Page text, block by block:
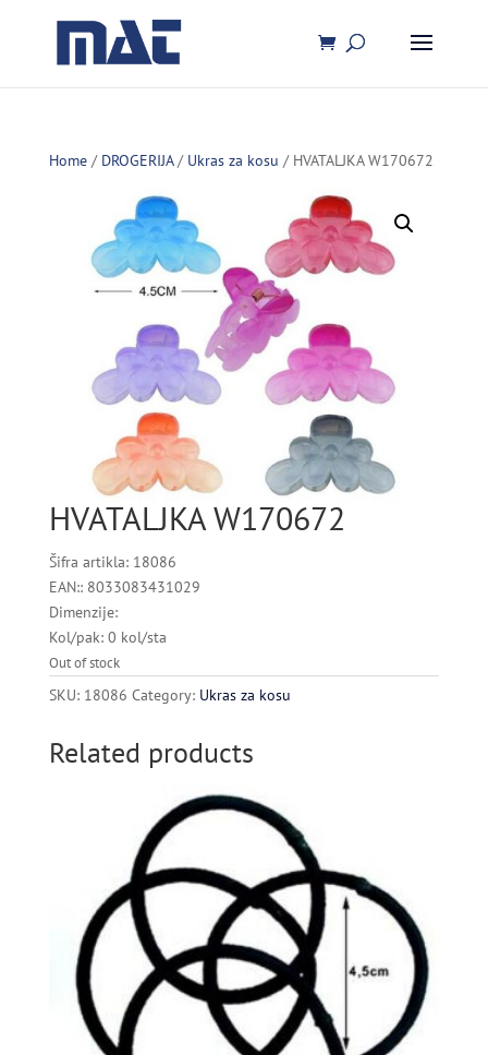
Home/ DROGERIJA/ Ukras za kosu / HVATALJKA W170672
HVATALJKA W170672
Šifra artikla: 18086
EAN:: 8033083431029
Dimenzije:
Kol/pak: 0 kol/sta
Out of stock
SKU: 18086 Category: Ukras za kosu
Related products